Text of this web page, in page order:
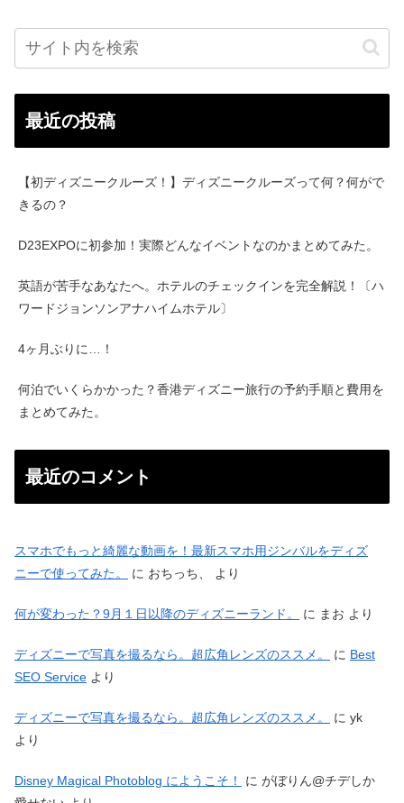
最近の投稿
【初ディズニークルーズ！】ディズニークルーズって何？何がで
きるの？
D23EXPOに初参加！実際どんなイベントなのかまとめてみた。
英語が苦手なあなたへ。ホテルのチェックインを完全解説！〔ハ
ワードジョンソンアナハイムホテル〕
4ヶ月ぶりに…！
何泊でいくらかかった？香港ディズニー旅行の予約手順と費用を
まとめてみた。
最近のコメント
スマホでもっと綺麗な動画を！最新スマホ用ジンバルをディズ
ニーで使ってみた。
に おちっち、 より
何が変わった？9月１日以降のディズニーランド。 に まお より
ディズニーで写真を撮るなら。超広角レンズのススメ。 に Best
SEO Service より
ディズニーで写真を撮るなら。超広角レンズのススメ。 に yk
より
Disney Magical Photoblog にようこそ！ に がぼりん@チデしか